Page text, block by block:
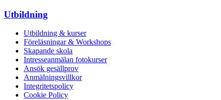
Utbildning
Utbildning & kurser
Föreläsningar & Workshops
Skapande skola
Intresseanmälan fotokurser
Ansök gesällprov
Anmälningsvillkor
Integritetspolicy
Cookie Policy